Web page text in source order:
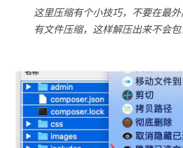
这里压缩有个小技巧，不要在最
有文件压缩，这样解压出来不会